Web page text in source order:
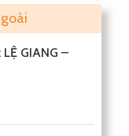
GIANG –